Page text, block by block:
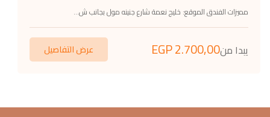
مميزات الفندق الموقع: خليج نعمة شارع جنينه مول بجانب ش...
يبدا من2.700,00
EGP عرض التفاصيل